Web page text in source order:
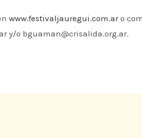
www.festivaljauregui.com.aro
y/o bguaman@crisalida.org.ar.